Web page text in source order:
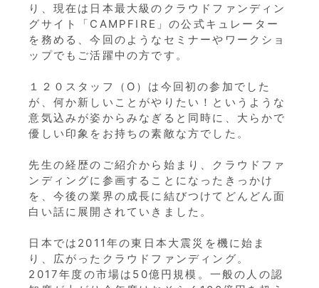
り、現在は日本最大級のクラウドファンディン
グサイト「CAMPFIRE」の公式キュレーター
を務める、今回のようなセミナーやワークショ
ップでもご活躍中の方です。
１２０スタッフ（O）は今回初の参加でした
が、何か新しいことがやりたい！というような
意気込みが姿からみなぎると同時に、大らかで
優しい印象をお持ちの素敵な方でした。
先生の経歴のご紹介から始まり、クラウドファ
ンディングに参画することになったきっかけ
を、今後の業界の成長に結びつけてどんどん面
白い話に展開されていきました。
日本では2011年の東日本大震災を機に始ま
り、広がったクラウドファンディング。
2017年度の市場は50億円規模。一般の人の認